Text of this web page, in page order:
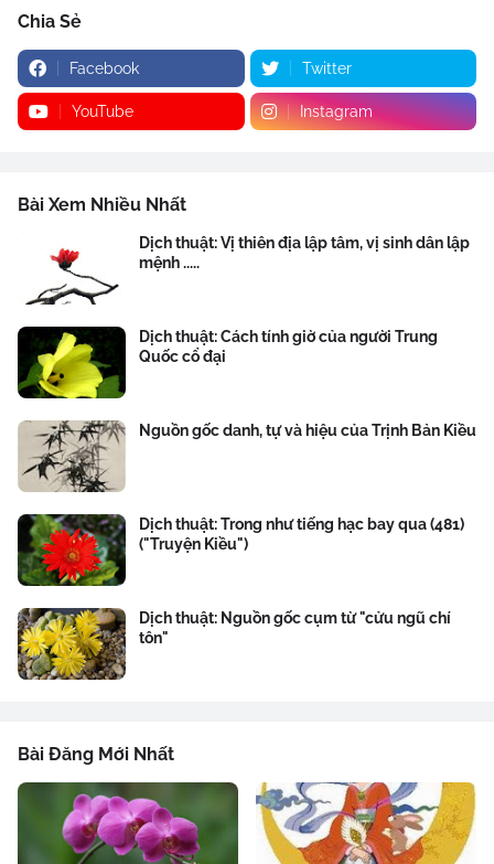
Chia Sẻ
Facebook Twitter
YouTube Instagram
Bài Xem Nhiều Nhất
Dịch thuật: Vị thiên địa lập tâm, vị sinh dân lập
mệnh .....
Dịch thuật: Cách tính giờ của người Trung
Quốc cổ đại
Nguồn gốc danh, tự và hiệu của Trịnh Bản Kiều
Dịch thuật: Trong như tiếng hạc bay qua (481)
("Truyện Kiều")
Dịch thuật: Nguồn gốc cụm từ "cửu ngũ chí
tôn"
Bài Đăng Mới Nhất